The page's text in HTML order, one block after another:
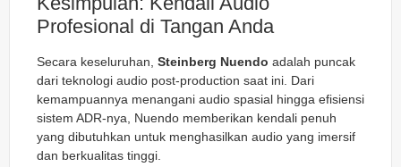
Profesional di Tangan Anda
Secara keseluruhan, Steinberg Nuendo adalah puncak
dari teknologi audio post-production saat ini. Dari
kemampuannya menangani audio spasial hingga efisiensi
sistem ADR-nya, Nuendo memberikan kendali penuh
yang dibutuhkan untuk menghasilkan audio yang imersif
dan berkualitas tinggi.